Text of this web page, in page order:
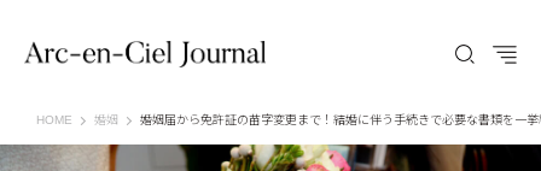
HOME Arc-en-Ciel Journal（アルカンシエル ジャーナル）
婚姻 婚姻届から免許証の苗字変更まで！結婚に伴う手続きで必要な書類を一挙